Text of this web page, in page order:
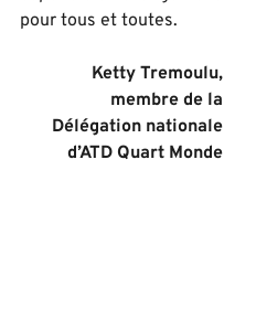
pour tous et toutes.
Ketty Tremoulu,
membre de la
Délégation nationale
d’ATD Quart Monde